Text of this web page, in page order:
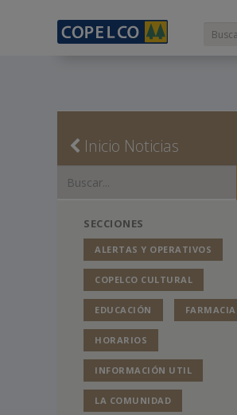
Inicio Noticias
SECCIONES
ALERTAS Y OPERATIVOS
COPELCO CULTURAL
EDUCACIÓN FARMACIA
HORARIOS
INFORMACIÓN UTIL
LA COMUNIDAD